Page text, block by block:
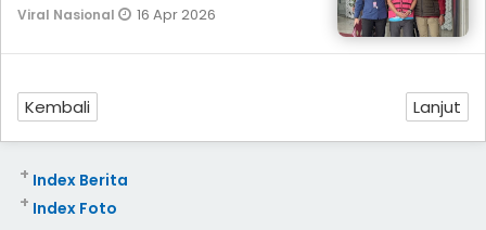
Viral Nasional 16 Apr 2026
Kembali Lanjut
Index Berita
+
Index Foto
+